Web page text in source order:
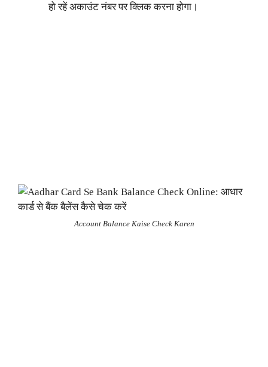
हो रहें अकाउंट नंबर पर क्लिक करना होगा।
Account Balance Kaise Check Karen